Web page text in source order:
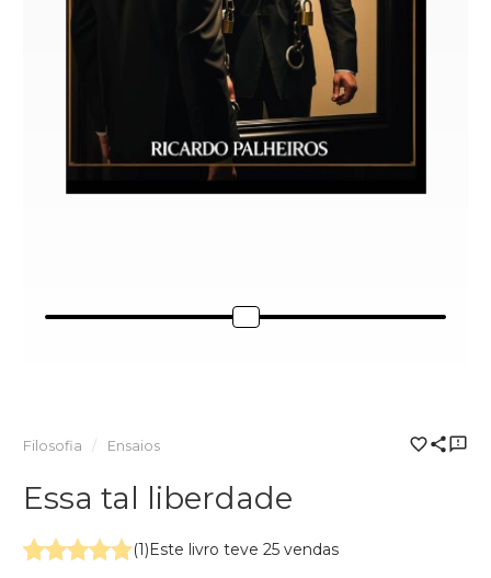
Filosofia Ensaios
Essa tal liberdade
(1)Este livro teve 25 vendas